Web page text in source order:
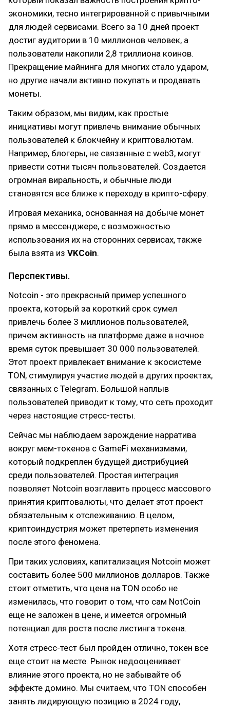
экономики, тесно интегрированной с привычными
для людей сервисами. Всего за 10 дней проект
достиг аудитории в 10 миллионов человек, а
пользователи накопили 2,8 триллиона коинов.
Прекращение майнинга для многих стало ударом,
но другие начали активно покупать и продавать
монеты.
Таким образом, мы видим, как простые
инициативы могут привлечь внимание обычных
пользователей к блокчейну и криптовалютам.
Например, блогеры, не связанные с web3, могут
привести сотни тысяч пользователей. Создается
огромная виральность, и обычные люди
становятся все ближе к переходу в крипто-сферу.
Игровая механика, основанная на добыче монет
прямо в мессенджере, с возможностью
использования их на сторонних сервисах, также
была взята из VKCoin.
Перспективы.
Notcoin - это прекрасный пример успешного
проекта, который за короткий срок сумел
привлечь более 3 миллионов пользователей,
причем активность на платформе даже в ночное
время суток превышает 30 000 пользователей.
Этот проект привлекает внимание к экосистеме
TON, стимулируя участие людей в других проектах,
связанных с Telegram. Большой наплыв
пользователей приводит к тому, что сеть проходит
через настоящие стресс-тесты.
Сейчас мы наблюдаем зарождение нарратива
вокруг мем-токенов с GameFi механизмами,
который подкреплен будущей дистрибуцией
среди пользователей. Простая интеграция
позволяет Notcoin возглавить процесс массового
принятия криптовалюты, что делает этот проект
обязательным к отслеживанию. В целом,
криптоиндустрия может претерпеть изменения
после этого феномена.
При таких условиях, капитализация Notcoin может
составить более 500 миллионов долларов. Также
стоит отметить, что цена на TON особо не
изменилась, что говорит о том, что сам NotCoin
еще не заложен в цене, и имеется огромный
потенциал для роста после листинга токена.
Хотя стресс-тест был пройден отлично, токен все
еще стоит на месте. Рынок недооценивает
влияние этого проекта, но не забывайте об
эффекте домино. Мы считаем, что TON способен
занять лидирующую позицию в 2024 году,